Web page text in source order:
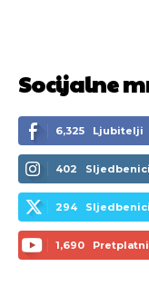
[wpuf_form
[wpuf_form
Socijalne
6,325 Ljubitelji
402 Sljedbenici
294 Sljedbenici
1,690